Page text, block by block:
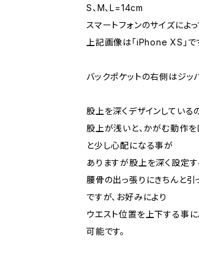
S、M、L=14cm
スマートフォンのサイズによ
上記画像は「iPhone XS」で
バックポケットの右側はジッ
股上を深くデザインしている
股上が浅いと、かがむ動作
と少し心配になる事が
ありますが股上を深く設定
腰骨の出っ張りにきちんと
ですが、お好みにより
ウエスト位置を上下する事
可能です。